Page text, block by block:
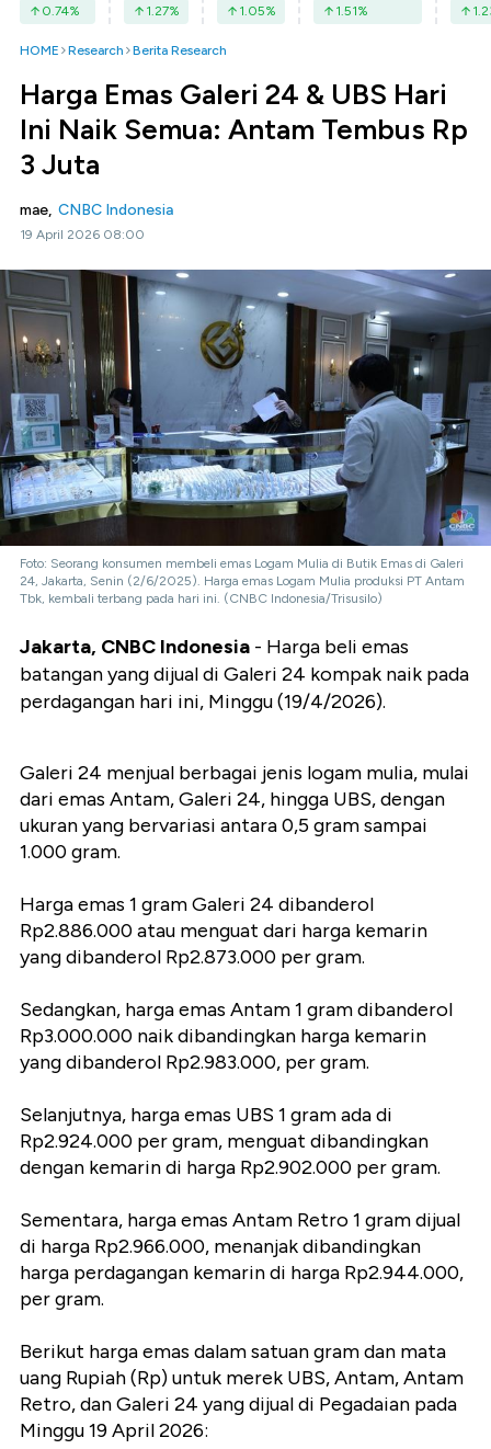
0.74% 1.27% 1.05% 1.51%
HOME Research Berita Research
Harga Emas Galeri 24 & UBS Hari
Ini Naik Semua: Antam Tembus Rp
3 Juta
mae, CNBC Indonesia
19 April 2026 08:00
Foto: Seorang konsumen membeli emas Logam Mulia di Butik Emas di Galeri
24, Jakarta, Senin (2/6/2025). Harga emas Logam Mulia produksi PT Antam
Tbk, kembali terbang pada hari ini. (CNBC Indonesia/Trisusilo)
Jakarta, CNBC Indonesia - Harga beli emas
batangan yang dijual di Galeri 24 kompak naik pada
perdagangan hari ini, Minggu (19/4/2026).
Galeri 24 menjual berbagai jenis logam mulia, mulai
dari emas Antam, Galeri 24, hingga UBS, dengan
ukuran yang bervariasi antara 0,5 gram sampai
1.000 gram.
Harga emas 1 gram Galeri 24 dibanderol
Rp2.886.000 atau menguat dari harga kemarin
yang dibanderol Rp2.873.000 per gram.
Sedangkan, harga emas Antam 1 gram dibanderol
Rp3.000.000 naik dibandingkan harga kemarin
yang dibanderol Rp2.983.000, per gram.
Selanjutnya, harga emas UBS 1 gram ada di
Rp2.924.000 per gram, menguat dibandingkan
dengan kemarin di harga Rp2.902.000 per gram.
Sementara, harga emas Antam Retro 1 gram dijual
di harga Rp2.966.000, menanjak dibandingkan
harga perdagangan kemarin di harga Rp2.944.000,
per gram.
Berikut harga emas dalam satuan gram dan mata
uang Rupiah (Rp) untuk merek UBS, Antam, Antam
Retro, dan Galeri 24 yang dijual di Pegadaian pada
Minggu 19 April 2026: